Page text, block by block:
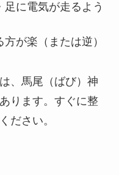
足に電気が走るよう
が楽（または逆）
、馬尾（ばび）神
ります。すぐに整
ださい。